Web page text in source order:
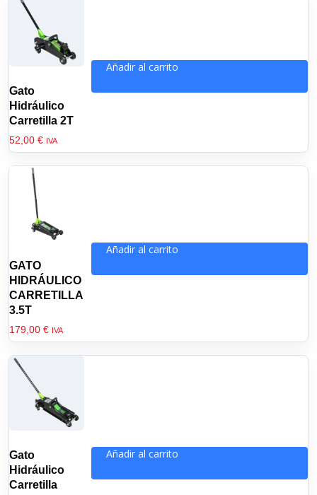
Gato
Hidráulico
Carretilla 2T
52,00 € IVA
Añadir al carrito
GATO
HIDRÁULICO
CARRETILLA
3.5T
179,00 € IVA
Añadir al carrito
Gato
Hidráulico
Carretilla
Añadir al carrito